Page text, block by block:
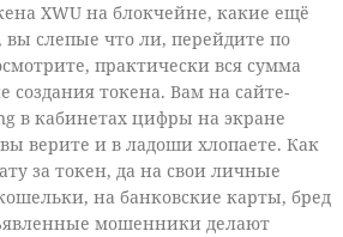
XWU на блокчейне, какие ещё
слепые что ли, перейдите по
практически вся сумма
создания токена. Вам на сайте-
в кабинетах цифры на экране
верите и в ладоши хлопаете. Как
за токен, да на свои личные
на банковские карты, бред
мошенники делают